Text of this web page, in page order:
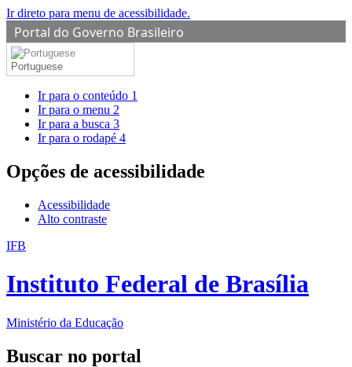
Ir direto para menu de acessibilidade.
Portal do Governo Brasileiro
Portuguese
Ir para o conteúdo 1
Ir para o menu 2
Ir para a busca 3
Ir para o rodapé 4
Opções de acessibilidade
Acessibilidade
Alto contraste
IFB
Instituto Federal de Brasília
Ministério da Educação
Buscar no portal